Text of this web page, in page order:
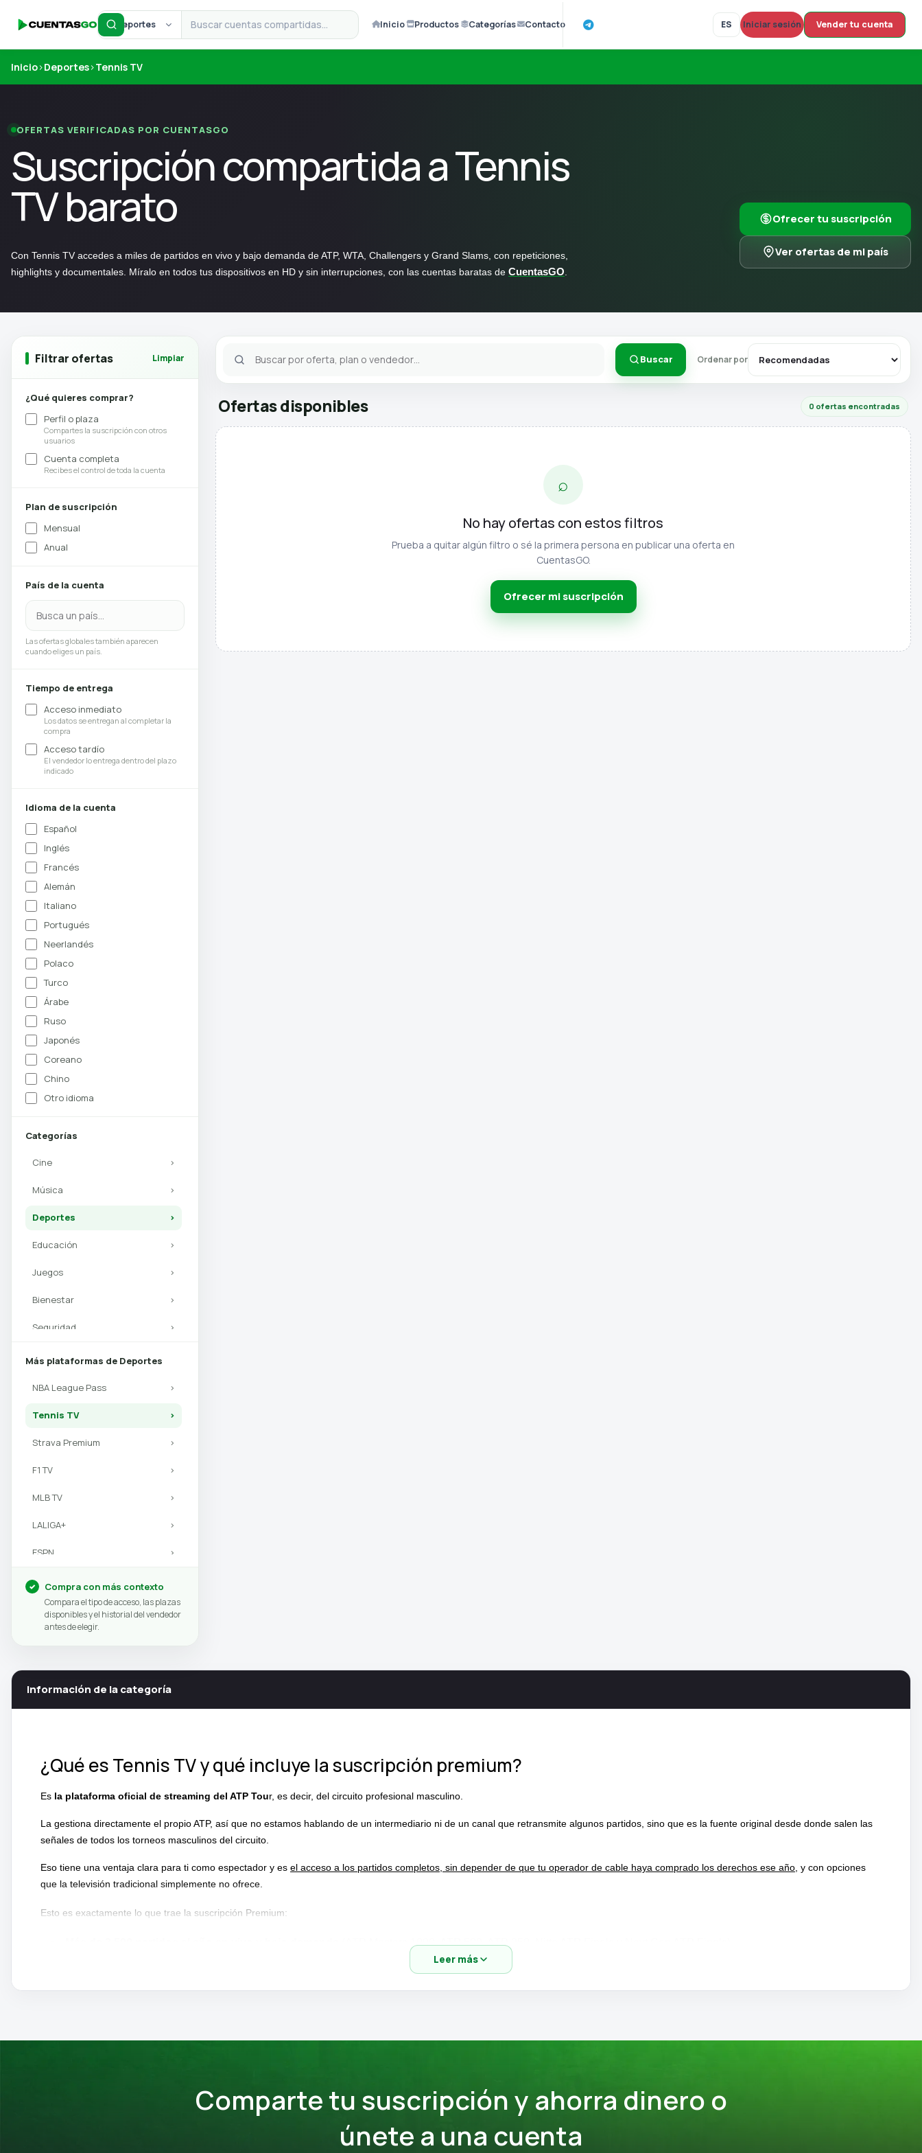
Deportes Inicio Productos Categorías Contacto ES Iniciar sesión Vender tu cuenta
Inicio›Deportes›Tennis TV
OFERTAS VERIFICADAS POR CUENTASGO
Suscripción compartida a Tennis
TV barato
Con Tennis TV accedes a miles de partidos en vivo y bajo demanda de ATP, WTA, Challengers y Grand Slams, con repeticiones,
highlights y documentales. Míralo en todos tus dispositivos en HD y sin interrupciones, con las cuentas baratas de CuentasGO
Ofrecer tu suscripción
Ver ofertas de mi país
Filtrar ofertas Limpiar
¿Qué quieres comprar?
Perfil o plaza
Compartes la suscripción con otros
usuarios
Cuenta completa
Recibes el control de toda la cuenta
Plan de suscripción
Mensual
Anual
País de la cuenta
Las ofertas globales también aparecen
cuando eliges un país.
Tiempo de entrega
Acceso inmediato
Los datos se entregan al completar la
compra
Acceso tardío
El vendedor lo entrega dentro del plazo
indicado
Idioma de la cuenta
Español
Inglés
Francés
Alemán
Italiano
Portugués
Neerlandés
Polaco
Turco
Árabe
Ruso
Japonés
Coreano
Chino
Otro idioma
Categorías
Cine ›
Música ›
Deportes ›
Educación ›
Juegos ›
Bienestar ›
Seguridad ›
Productividad
Inteligencia artificial
Libros
Más plataformas de Deportes
NBA League Pass ›
Tennis TV ›
Strava Premium ›
F1 TV ›
MLB TV ›
LALIGA+ ›
ESPN ›
Eurosport
DAZN ›
Compra con más contexto
Compara el tipo de acceso, las plazas
disponibles y el historial del vendedor
antes de elegir.
Buscar Ordenar por
Ofertas disponibles 0 ofertas encontradas
⌕
No hay ofertas con estos filtros
Prueba a quitar algún filtro o sé la primera persona en publicar una oferta en
CuentasGO.
Ofrecer mi suscripción
Información de la categoría
¿Qué es Tennis TV y qué incluye la suscripción premium?
Es la plataforma oficial de streaming del ATP Tour, es decir, del circuito profesional masculino.
La gestiona directamente el propio ATP, así que no estamos hablando de un intermediario ni de un canal que retransmite algunos partidos, sino que es la fuente original desde donde salen las
señales de todos los torneos masculinos del circuito.
Eso tiene una ventaja clara para ti como espectador y es el acceso a los partidos completos, sin depender de que tu operador de cable haya comprado los derechos ese año , y con opciones
que la televisión tradicional simplemente no ofrece.
Esto es exactamente lo que trae la suscripción Premium:
(ATP Masters 1000, ATP 500, ATP 250, Nitto ATP Finals y Next Gen ATP Finals).
poco después de que terminen.
Canal Tennis TV 24/7 con contenido continuo.
Highlights, documentales, entrevistas exclusivas y contenido vertical (Moments & Stories).
Leer más
Comparte tu suscripción y ahorra dinero o
únete a una cuenta